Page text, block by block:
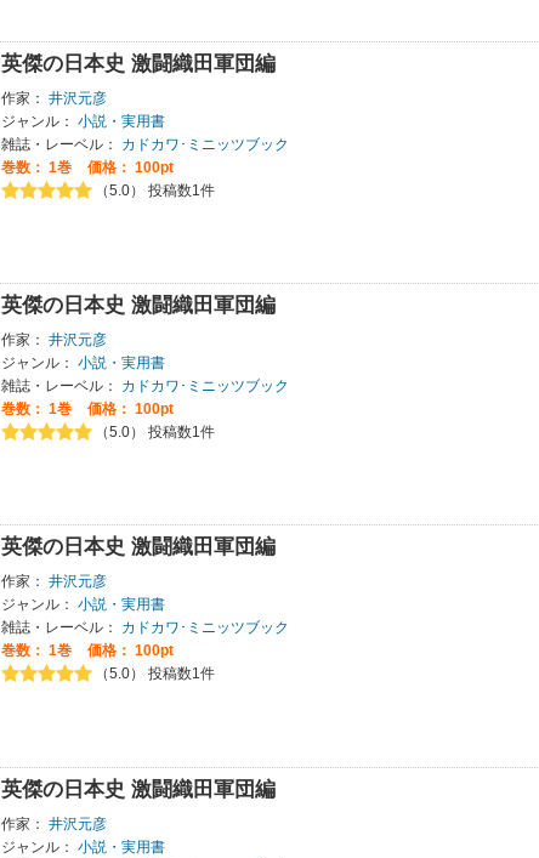
英傑の日本史 激闘織田軍団編
作家： 井沢元彦
ジャンル： 小説・実用書
雑誌・レーベル：
カドカワ･ミニッツブック
巻数： 1巻
価格： 100pt
（5.0） 投稿数1件
英傑の日本史 激闘織田軍団編
作家： 井沢元彦
ジャンル： 小説・実用書
雑誌・レーベル：
カドカワ･ミニッツブック
巻数： 1巻
価格： 100pt
（5.0） 投稿数1件
英傑の日本史 激闘織田軍団編
作家： 井沢元彦
ジャンル： 小説・実用書
雑誌・レーベル：
カドカワ･ミニッツブック
巻数： 1巻
価格： 100pt
（5.0） 投稿数1件
英傑の日本史 激闘織田軍団編
作家： 井沢元彦
ジャンル： 小説・実用書